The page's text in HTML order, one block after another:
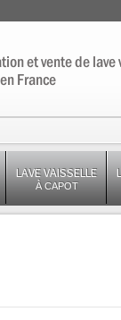
et vente de
France
LAVE VAISSELLE
À CAPOT